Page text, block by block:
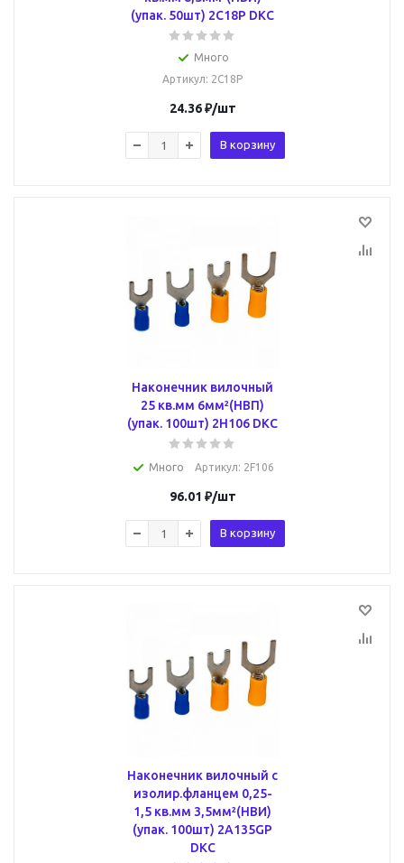
(упак. 50шт) 2C18P DKC
Много
Артикул: 2C18P
24.36₽/шт
В корзину
Наконечник вилочный
25 кв.мм 6мм²(НВП)
(упак. 100шт) 2H106 DKC
Много Артикул: 2F106
96.01 ₽/шт
В корзину
Наконечник вилочный с
изолир.фланцем 0,25-
1,5 кв.мм 3,5мм²(НВИ)
(упак. 100шт) 2A135GP
DKC